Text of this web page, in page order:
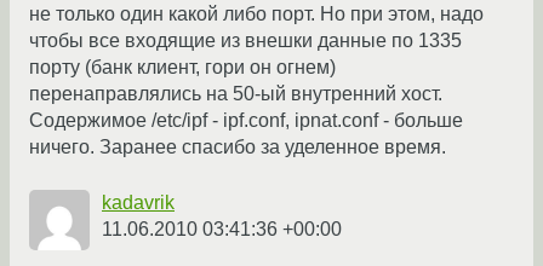
не только один какой либо порт. Но при этом, надо
чтобы все входящие из внешки данные по 1335
порту (банк клиент, гори он огнем)
перенаправлялись на 50-ый внутренний хост.
Содержимое /etc/ipf - ipf.conf, ipnat.conf - больше
ничего. Заранее спасибо за уделенное время.
kadavrik
11.06.2010 03:41:36 +00:00